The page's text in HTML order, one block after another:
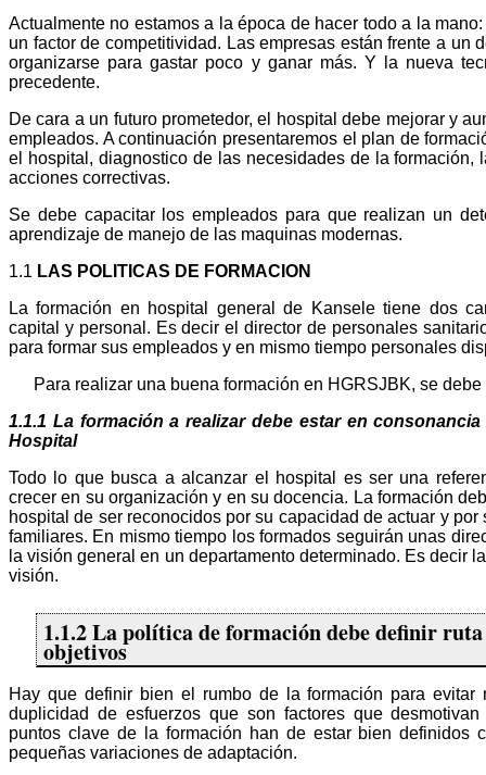
Actualmente no estamos a la época de hacer todo a la
un factor de competitividad. Las empresas están frente a un
organizarse para gastar poco y ganar más. Y la nueva
precedente.
De cara a un futuro prometedor, el hospital debe mejorar y
empleados. A continuación presentaremos el plan de
el hospital, diagnostico de las necesidades de la formación,
acciones correctivas.
Se debe capacitar los empleados para que realizan un
aprendizaje de manejo de las maquinas modernas.
1.1 LAS POLITICAS DE FORMACION
La formación en hospital general de Kansele tiene dos
capital y personal. Es decir el director de personales
para formar sus empleados y en mismo tiempo personales
Para realizar una buena formación en HGRSJBK, se
1.1.1 La formación a realizar debe estar en
Hospital
Todo lo que busca a alcanzar el hospital es ser una
crecer en su organización y en su docencia. La formación
hospital de ser reconocidos por su capacidad de actuar y
familiares. En mismo tiempo los formados seguirán unas
la visión general en un departamento determinado. Es decir
visión.
1.1.2 La política de formación debe definir
objetivos
Hay que definir bien el rumbo de la formación para evitar
duplicidad de esfuerzos que son factores que
puntos clave de la formación han de estar bien definidos
pequeñas variaciones de adaptación.